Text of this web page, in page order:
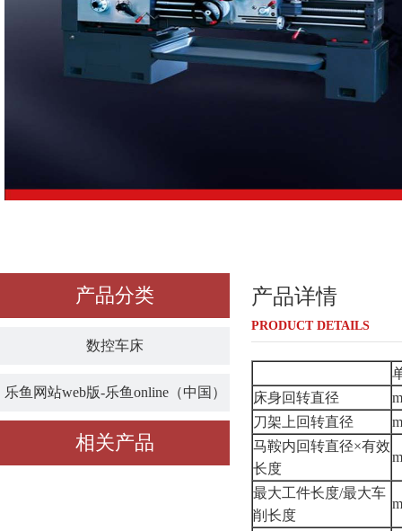
产品分类
数控车床
乐鱼网站web版-乐鱼online（中国）
相关产品
产品详情
PRODUCT DETAILS
床身回转直径
刀架上回转直径
马鞍内回转直径×有效
长度
最大工件长度/最大车
削长度